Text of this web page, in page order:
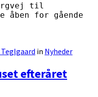
til
for gående
in Nyheder
efteråret